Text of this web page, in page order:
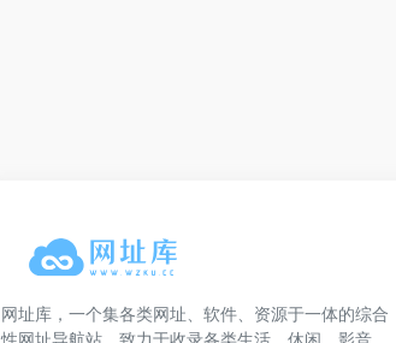
网址库，一个集各类网址、软件、资源于一体的综合
性网址导航站，致力于收录各类生活、休闲、影音、